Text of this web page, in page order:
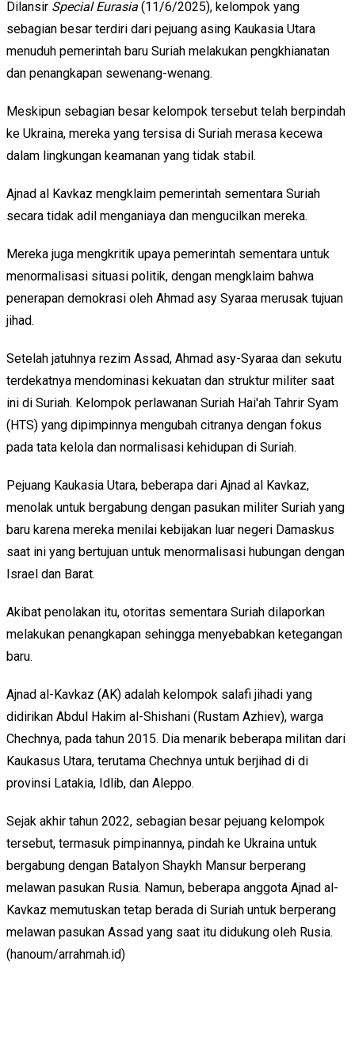
Dilansir Special Eurasia (11/6/2025), kelompok yang
sebagian besar terdiri dari pejuang asing Kaukasia Utara
menuduh pemerintah baru Suriah melakukan pengkhianatan
dan penangkapan sewenang-wenang.
Meskipun sebagian besar kelompok tersebut telah berpindah
ke Ukraina, mereka yang tersisa di Suriah merasa kecewa
dalam lingkungan keamanan yang tidak stabil.
Ajnad al Kavkaz mengklaim pemerintah sementara Suriah
secara tidak adil menganiaya dan mengucilkan mereka.
Mereka juga mengkritik upaya pemerintah sementara untuk
menormalisasi situasi politik, dengan mengklaim bahwa
penerapan demokrasi oleh Ahmad asy Syaraa merusak tujuan
jihad.
Setelah jatuhnya rezim Assad, Ahmad asy-Syaraa dan sekutu
terdekatnya mendominasi kekuatan dan struktur militer saat
ini di Suriah. Kelompok perlawanan Suriah Hai'ah Tahrir Syam
(HTS) yang dipimpinnya mengubah citranya dengan fokus
pada tata kelola dan normalisasi kehidupan di Suriah.
Pejuang Kaukasia Utara, beberapa dari Ajnad al Kavkaz,
menolak untuk bergabung dengan pasukan militer Suriah yang
baru karena mereka menilai kebijakan luar negeri Damaskus
saat ini yang bertujuan untuk menormalisasi hubungan dengan
Israel dan Barat.
Akibat penolakan itu, otoritas sementara Suriah dilaporkan
melakukan penangkapan sehingga menyebabkan ketegangan
baru.
Ajnad al-Kavkaz (AK) adalah kelompok salafi jihadi yang
didirikan Abdul Hakim al-Shishani (Rustam Azhiev), warga
Chechnya, pada tahun 2015. Dia menarik beberapa militan dari
Kaukasus Utara, terutama Chechnya untuk berjihad di di
provinsi Latakia, Idlib, dan Aleppo.
Sejak akhir tahun 2022, sebagian besar pejuang kelompok
tersebut, termasuk pimpinannya, pindah ke Ukraina untuk
bergabung dengan Batalyon Shaykh Mansur berperang
melawan pasukan Rusia. Namun, beberapa anggota Ajnad al-
Kavkaz memutuskan tetap berada di Suriah untuk berperang
melawan pasukan Assad yang saat itu didukung oleh Rusia.
(hanoum/arrahmah.id)